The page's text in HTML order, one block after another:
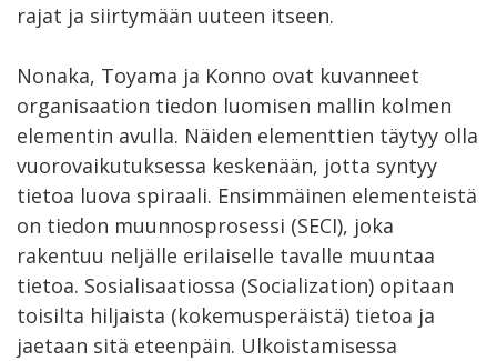
rajat ja siirtymään uuteen itseen.
Nonaka, Toyama ja Konno ovat kuvanneet
organisaation tiedon luomisen mallin kolmen
elementin avulla. Näiden elementtien täytyy olla
vuorovaikutuksessa keskenään, jotta syntyy
tietoa luova spiraali. Ensimmäinen elementeistä
on tiedon muunnosprosessi (SECI), joka
rakentuu neljälle erilaiselle tavalle muuntaa
tietoa. Sosialisaatiossa (Socialization) opitaan
toisilta hiljaista (kokemusperäistä) tietoa ja
jaetaan sitä eteenpäin. Ulkoistamisessa